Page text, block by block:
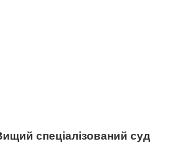
спеціалізований суд